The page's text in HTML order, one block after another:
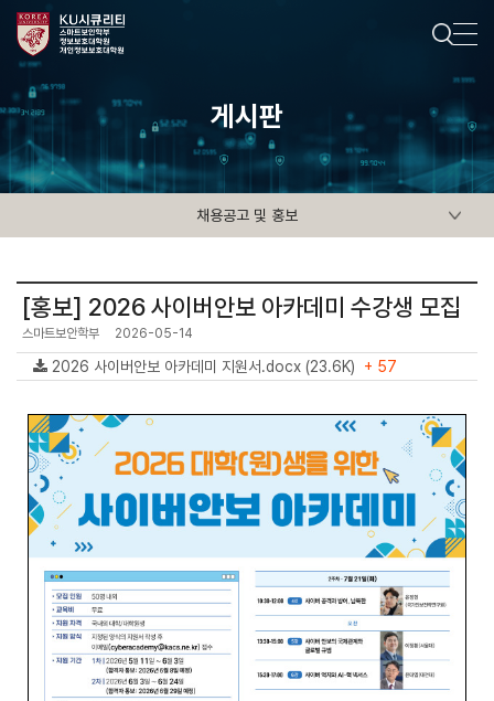
게시판
채용공고 및 홍보
[홍보] 2026 사이버안보 아카데미 수강생 모집
스마트보안학부 2026-05-14
2026 사이버안보 아카데미 지원서.docx (23.6K) + 57